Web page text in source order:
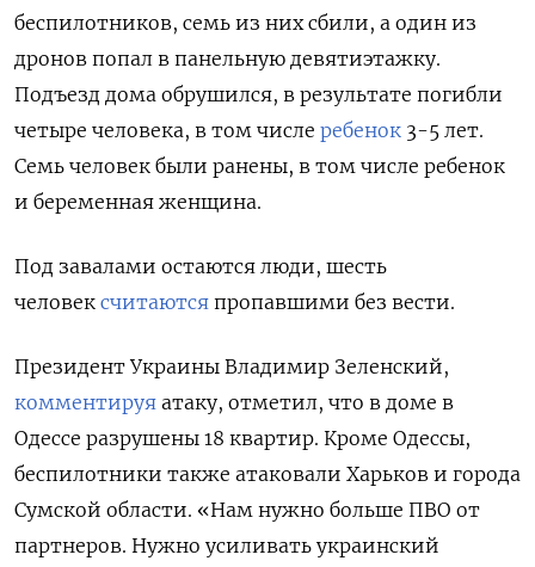
беспилотников, семь из них сбили, а один из
дронов попал в панельную девятиэтажку.
Подъезд дома обрушился, в результате погибли
четыре человека, в том числе ребенок 3-5 лет.
Семь человек были ранены, в том числе ребенок
и беременная женщина.
Под завалами остаются люди, шесть
человек считаются пропавшими без вести.
Президент Украины Владимир Зеленский,
комментируя атаку, отметил, что в доме в
Одессе разрушены 18 квартир. Кроме Одессы,
беспилотники также атаковали Харьков и города
Сумской области. «Нам нужно больше ПВО от
партнеров. Нужно усиливать украинский